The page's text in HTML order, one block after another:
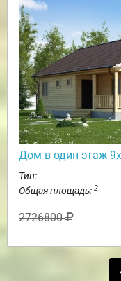
Дом в один этаж
Тип:
Общая площадь: 2
2726800